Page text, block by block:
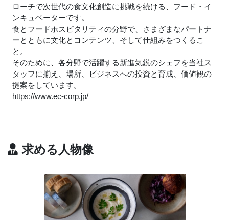
ローチで次世代の食文化創造に挑戦を続ける、フード・イ
ンキュベーターです。
食とフードホスピタリティの分野で、さまざまなパートナ
ーとともに文化とコンテンツ、そして仕組みをつくるこ
と。
そのために、各分野で活躍する新進気鋭のシェフを当社ス
タッフに揃え、場所、ビジネスへの投資と育成、価値観の
提案をしています。
https://www.ec-corp.jp/
求める人物像